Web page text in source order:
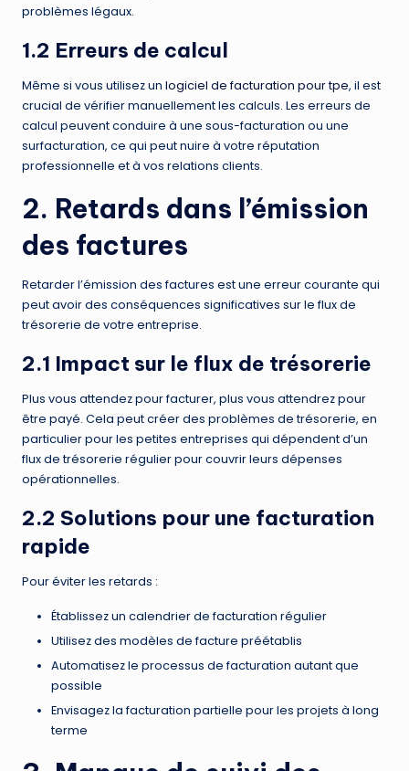
problèmes légaux.
1.2 Erreurs de calcul
Même si vous utilisez un logiciel de facturation pour tpe, il est
crucial de vérifier manuellement les calculs. Les erreurs de
calcul peuvent conduire à une sous-facturation ou une
surfacturation, ce qui peut nuire à votre réputation
professionnelle et à vos relations clients.
2. Retards dans l’émission
des factures
Retarder l’émission des factures est une erreur courante qui
peut avoir des conséquences significatives sur le flux de
trésorerie de votre entreprise.
2.1 Impact sur le flux de trésorerie
Plus vous attendez pour facturer, plus vous attendrez pour
être payé. Cela peut créer des problèmes de trésorerie, en
particulier pour les petites entreprises qui dépendent d’un
flux de trésorerie régulier pour couvrir leurs dépenses
opérationnelles.
2.2 Solutions pour une facturation
rapide
Pour éviter les retards :
Établissez un calendrier de facturation régulier
Utilisez des modèles de facture préétablis
Automatisez le processus de facturation autant que
possible
Envisagez la facturation partielle pour les projets à long
terme